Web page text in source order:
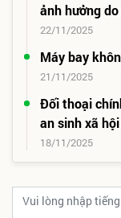
ảnh hưởng
22/11/2025
Máy bay
21/11/2025
Đối thoại
an sinh xã hội
18/11/2025